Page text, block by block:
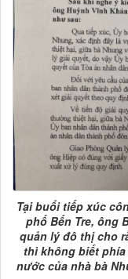
Tại buổi tiếp xúc
phố Bến Tre, ông
quản lý đô thị cho
thì không biết
nước của nhà bà